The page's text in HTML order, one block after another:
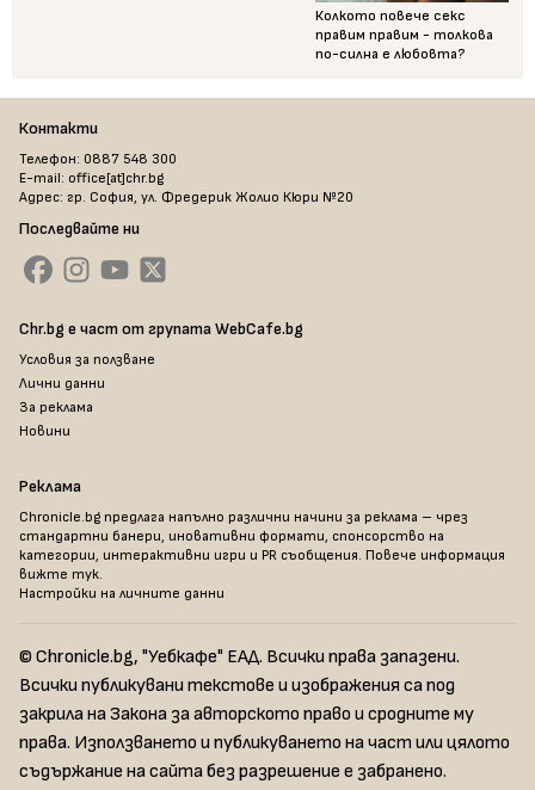
Колкото повече секс
правим правим - толкова
по-силна е любовта?
Контакти
Телефон: 0887 548 300
E-mail: office[at]chr.bg
Адрес: гр. София, ул. Фредерик Жолио Кюри №20
Последвайте ни
Chr.bg е част от групата WebCafe.bg
Условия за ползване
Лични данни
За реклама
Новини
Реклама
Chronicle.bg предлага напълно различни начини за реклама – чрез
стандартни банери, иновативни формати, спонсорство на
категории, интерактивни игри и PR съобщения. Повече информация
вижте тук.
Настройки на личните данни
© Chronicle.bg, "Уебкафе" ЕАД. Всички права запазени.
Всички публикувани текстове и изображения са под
закрила на Закона за авторското право и сродните му
права. Използването и публикуването на част или цялото
съдържание на сайта без разрешение е забранено.